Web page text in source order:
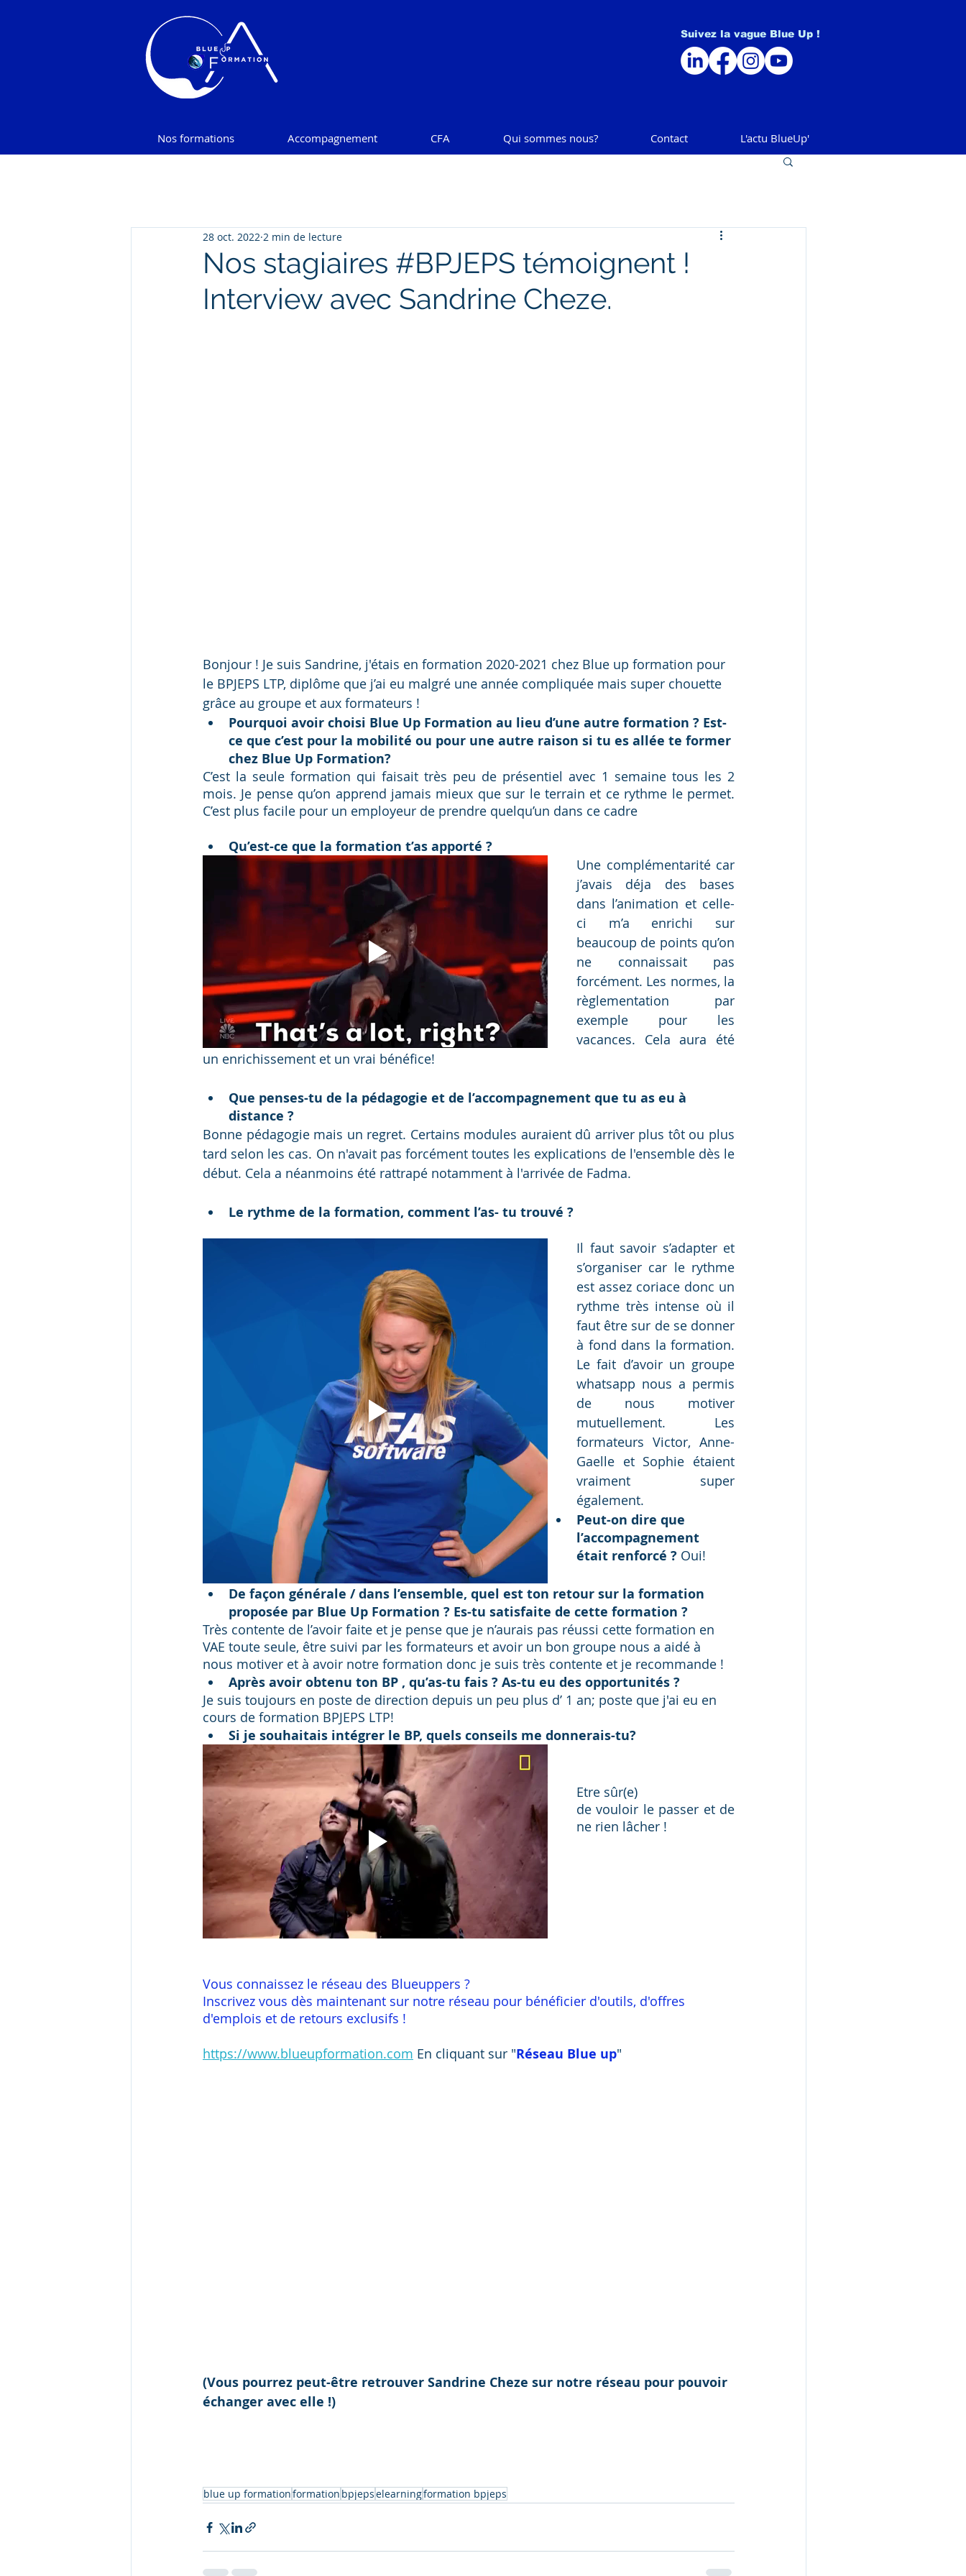
Suivez la vague Blue Up !
Nos formations Accompagnement CFA Qui sommes nous? Contact L'actu BlueUp'
Nos stagiaires #BPJEPS témoignent !
Interview avec Sandrine Cheze.
28 oct. 2022 2 min de lecture
Bonjour ! Je suis Sandrine, j'étais en formation 2020-2021 chez Blue up formation pour
le BPJEPS LTP, diplôme que j’ai eu malgré une année compliquée mais super chouette
grâce au groupe et aux formateurs !
Pourquoi avoir choisi Blue Up Formation au lieu d’une autre formation ? Est-
ce que c’est pour la mobilité ou pour une autre raison si tu es allée te former
chez Blue Up Formation?
C’est la seule formation qui faisait très peu de présentiel avec 1 semaine tous les 2
mois. Je pense qu’on apprend jamais mieux que sur le terrain et ce rythme le permet.
C’est plus facile pour un employeur de prendre quelqu’un dans ce cadre
Qu’est-ce que la formation t’as apporté ?
Une complémentarité car
j’avais déja des bases
dans l’animation et celle-
ci m’a enrichi sur
beaucoup de points qu’on
ne connaissait pas
forcément. Les normes, la
règlementation par
exemple pour les
vacances. Cela aura été
un enrichissement et un vrai bénéfice!
Que penses-tu de la pédagogie et de l’accompagnement que tu as eu à
distance ?
Bonne pédagogie mais un regret. Certains modules auraient dû arriver plus tôt ou plus
tard selon les cas. On n'avait pas forcément toutes les explications de l'ensemble dès le
début. Cela a néanmoins été rattrapé notamment à l'arrivée de Fadma.
Le rythme de la formation, comment l’as- tu trouvé ?
Il faut savoir s’adapter et
s’organiser car le rythme
est assez coriace donc un
rythme très intense où il
faut être sur de se donner
à fond dans la formation.
Le fait d’avoir un groupe
whatsapp nous a permis
de nous motiver
mutuellement. Les
formateurs Victor, Anne-
Gaelle et Sophie étaient
vraiment super
également.
Peut-on dire que
l’accompagnement
était renforcé ? Oui!
De façon générale / dans l’ensemble, quel est ton retour sur la formation
proposée par Blue Up Formation ? Es-tu satisfaite de cette formation ?
Très contente de l’avoir faite et je pense que je n’aurais pas réussi cette formation en
VAE toute seule, être suivi par les formateurs et avoir un bon groupe nous a aidé à
nous motiver et à avoir notre formation donc je suis très contente et je recommande !
Après avoir obtenu ton BP , qu’as-tu fais ? As-tu eu des opportunités ?
Je suis toujours en poste de direction depuis un peu plus d’ 1 an; poste que j'ai eu en
cours de formation BPJEPS LTP!
Si je souhaitais intégrer le BP, quels conseils me donnerais-tu?
Etre sûr(e)
de vouloir le passer et de
ne rien lâcher !
Vous connaissez le réseau des Blueuppers ?
Inscrivez vous dès maintenant sur notre réseau pour bénéficier d'outils, d'offres
d'emplois et de retours exclusifs !
https://www.blueupformation.com En cliquant sur "Réseau Blue up"
(Vous pourrez peut-être retrouver Sandrine Cheze sur notre réseau pour pouvoir
échanger avec elle !)
blue up formationformation bpjepselearningformation bpjeps